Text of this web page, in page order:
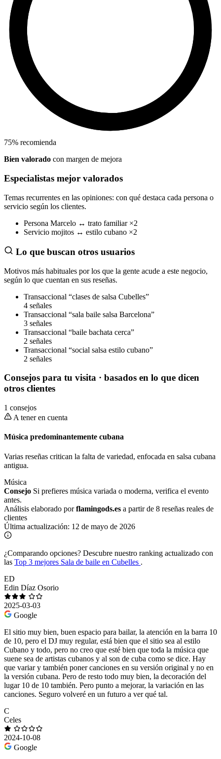
75% recomienda
Bien valorado con margen de mejora
Especialistas mejor valorados
Temas recurrentes en las opiniones: con qué destaca cada persona o
servicio según los clientes.
Persona Marcelo ↔ trato familiar ×2
Servicio mojitos ↔ estilo cubano ×2
Lo que buscan otros usuarios
Motivos más habituales por los que la gente acude a este negocio,
según lo que cuentan en sus reseñas.
Transaccional “clases de salsa Cubelles”
4 señales
Transaccional “sala baile salsa Barcelona”
3 señales
Transaccional “baile bachata cerca”
2 señales
Transaccional “social salsa estilo cubano”
2 señales
Consejos para tu visita · basados en lo que dicen
otros clientes
1 consejos
A tener en cuenta
Música predominantemente cubana
Varias reseñas critican la falta de variedad, enfocada en salsa cubana
antigua.
Música
Consejo Si prefieres música variada o moderna, verifica el evento
antes.
Análisis elaborado porflamingods.es a partir de 8 reseñas reales de
clientes
Última actualización: 12 de mayo de 2026
¿Comparando opciones? Descubre nuestro ranking actualizado con
las Top 3 mejores Sala de baile en Cubelles .
ED
Edin Díaz Osorio
2025-03-03
Google
El sitio muy bien, buen espacio para bailar, la atención en la barra 10
de 10, pero el DJ muy regular, está bien que el sitio sea al estilo
Cubano y todo, pero no creo que esté bien que toda la música que
suene sea de artistas cubanos y al son de cuba como se dice. Hay
que variar y también poner canciones en su versión original y no en
la versión cubana. Pero de resto todo muy bien, la decoración del
lugar 10 de 10 también. Pero punto a mejorar, la variación en las
canciones. Seguro volveré en un futuro a ver qué tal.
C
Celes
2024-10-08
Google